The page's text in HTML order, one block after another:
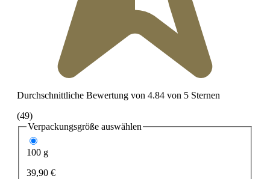
Durchschnittliche Bewertung von 4.84 von 5 Sternen
(49)
Verpackungsgröße auswählen
100 g
39,90 €